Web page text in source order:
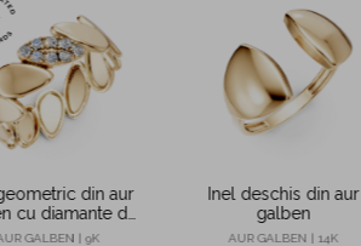
din aur
cu diamante de
create in
GALBEN | 9K
Inel deschis din aur
galben
AUR GALBEN | 14K